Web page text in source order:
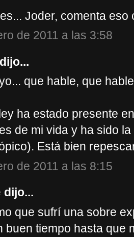
Joder, comenta eso
de 2011 a las 3:58
dijo...
que hable, que
ha estado presente
de mi vida y ha sido
Está bien
de 2011 a las 8:15
dijo...
que sufrí una sobre
buen tiempo hasta que